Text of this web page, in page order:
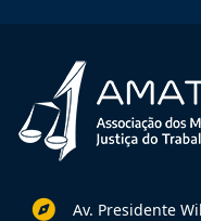
Av. Presidente